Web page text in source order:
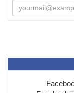
「イベント情報」と
告知に関する情報で
ー、ワークショップ
者のオーディション
報で、 募集期間が決
登録を希望する団体
る方法により利用登
登録手続きは、ユー
のとし、代理による